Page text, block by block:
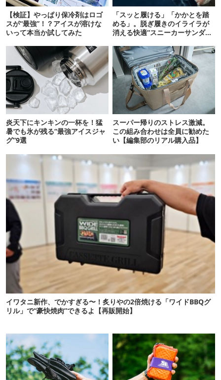
【検証】やっぱり保冷剤はロゴ
スが“最強”！？アイスが溶けな
いって本当か試してみた
「スッと履ける」「かかとを踏
める」。脱ぎ履きのイライラが
消える快適“スニーカーサンダ
炎天下にキンキンの一杯を！猛
暑でも氷が残る“最強アイスジャ
グ”9選
スーパー帰りのストレス激減。
この組み合わせは全員に勧めた
い【編集部のリアル購入品】
イワタニ新作、でかすぎる〜！炙りやの2倍焼ける「ワイドBBQグ
リル」で“豪快焼肉”できるよ【再販開始】